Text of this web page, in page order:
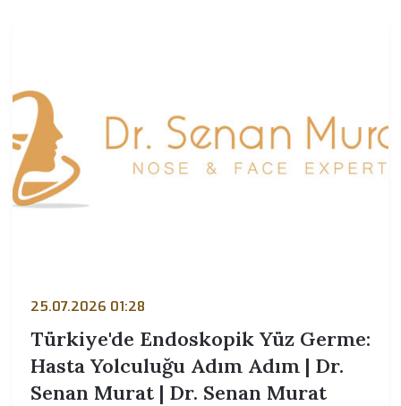
25.07.2026 01:28
Türkiye'de Endoskopik Yüz Germe:
Hasta Yolculuğu Adım Adım | Dr.
Senan Murat | Dr. Senan Murat